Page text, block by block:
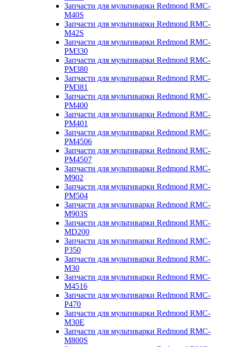
Запчасти для мультиварки Redmond RMC-
M40S
Запчасти для мультиварки Redmond RMC-
M42S
Запчасти для мультиварки Redmond RMC-
PM330
Запчасти для мультиварки Redmond RMC-
PM380
Запчасти для мультиварки Redmond RMC-
PM381
Запчасти для мультиварки Redmond RMC-
PM400
Запчасти для мультиварки Redmond RMC-
PM401
Запчасти для мультиварки Redmond RMC-
PM4506
Запчасти для мультиварки Redmond RMC-
PM4507
Запчасти для мультиварки Redmond RMC-
M902
Запчасти для мультиварки Redmond RMC-
PM504
Запчасти для мультиварки Redmond RMC-
M903S
Запчасти для мультиварки Redmond RMC-
MD200
Запчасти для мультиварки Redmond RMC-
P350
Запчасти для мультиварки Redmond RMC-
M30
Запчасти для мультиварки Redmond RMC-
M4516
Запчасти для мультиварки Redmond RMC-
P470
Запчасти для мультиварки Redmond RMC-
M30E
Запчасти для мультиварки Redmond RMC-
M800S